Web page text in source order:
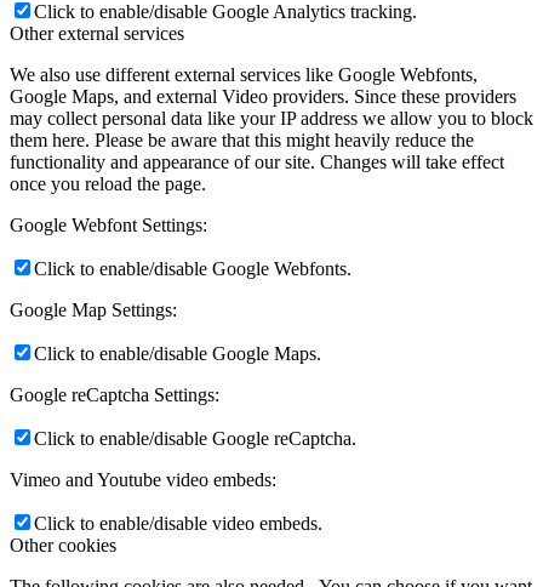
Click to enable/disable Google Analytics tracking.
Other external services
We also use different external services like Google Webfonts,
Google Maps, and external Video providers. Since these providers
may collect personal data like your IP address we allow you to block
them here. Please be aware that this might heavily reduce the
functionality and appearance of our site. Changes will take effect
once you reload the page.
Google Webfont Settings:
Click to enable/disable Google Webfonts.
Google Map Settings:
Click to enable/disable Google Maps.
Google reCaptcha Settings:
Click to enable/disable Google reCaptcha.
Vimeo and Youtube video embeds:
Click to enable/disable video embeds.
Other cookies